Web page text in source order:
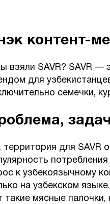
контент-
взяли SAVR? SAVR —
для
семечки,
территория для SAVR
к узбекоязычному
на узбекском
такие мясные